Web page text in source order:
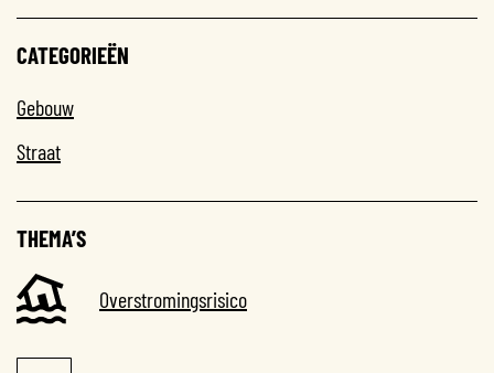
CATEGORIEËN
Gebouw
Straat
THEMA’S
Overstromingsrisico